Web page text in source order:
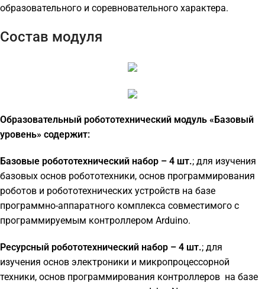
образовательного и соревновательного характера.
Состав модуля
Образовательный робототехнический модуль «Базовый
уровень» содержит:
Базовые робототехнический набор – 4 шт.; для изучения
базовых основ робототехники, основ программирования
роботов и робототехнических устройств на базе
программно-аппаратного комплекса совместимого с
программируемым контроллером Arduino.
Ресурсный робототехнический набор – 4 шт.; для
изучения основ электроники и микропроцессорной
техники, основ программирования контроллеров на базе